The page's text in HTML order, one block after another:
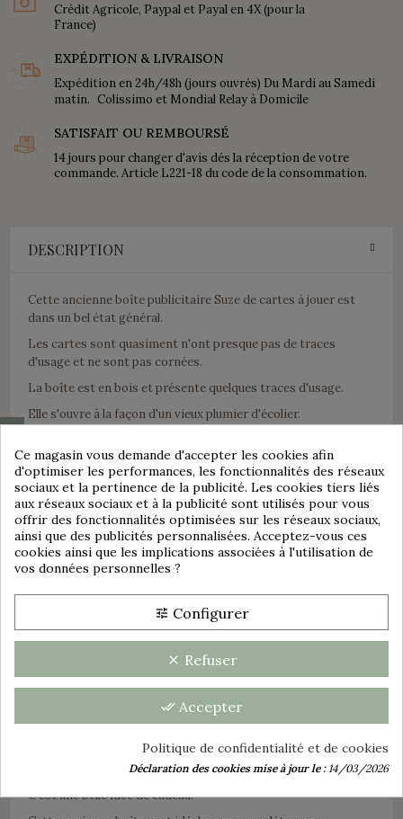
Crédit Agricole, Paypal et Payal en 4X (pour la
France)
EXPÉDITION & LIVRAISON
Expédition en 24h/48h (jours ouvrés) Du Mardi au Samedi
matin. Colissimo et Mondial Relay à Domicile
SATISFAIT OU REMBOURSÉ
14 jours pour changer d'avis dés la réception de votre
commande. Article L221-18 du code de la consommation.
DESCRIPTION
Cette ancienne boîte publicitaire Suze de cartes à jouer est
dans un bel état général.
Les cartes sont quasiment n'ont presque pas de traces
d'usage et ne sont pas cornées.
La boîte est en bois et présente quelques traces d'usage.
Elle s'ouvre à la façon d'un vieux plumier d'écolier.
Les 52 cartes ont toutes le même décor sur le thème de la
chasse.
Elles sont vraiment très jolies.
Dimensions de la boîte :
Longueur : 11,8 cm
Épaisseur : 2,8 cm
Idée déco ou utilisation :
C'est une belle idée de cadeau.
Ce magasin vous demande d'accepter les cookies afin
d'optimiser les performances, les fonctionnalités des réseaux
sociaux et la pertinence de la publicité. Les cookies tiers liés
aux réseaux sociaux et à la publicité sont utilisés pour vous
offrir des fonctionnalités optimisées sur les réseaux sociaux,
ainsi que des publicités personnalisées. Acceptez-vous ces
cookies ainsi que les implications associées à l'utilisation de
vos données personnelles ?
tune Configurer
clear Refuser
done_all Accepter
Politique de confidentialité et de cookies
Déclaration des cookies mise à jour le :14/03/2026
Consentement aux cookies